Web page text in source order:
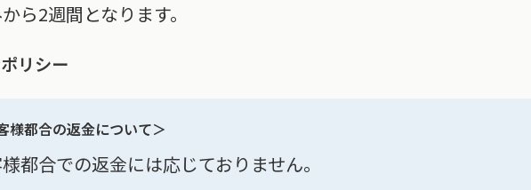
ら2週間となります。
リシー
様都合の返金について＞
都合での返金には応じておりません。